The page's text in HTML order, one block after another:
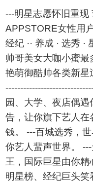
---明星志愿怀旧重现
APPSTORE女性用
经纪 ·· 养成 · 选秀
帅哥美女大咖小蜜
艳萌御酷帅各类新星
园、大学、夜店偶
告，让你旗下艺人
钱。 ---百城选秀，
你艺人蜚声世界。
王，国际巨星由你精
明星榜、经纪巨头